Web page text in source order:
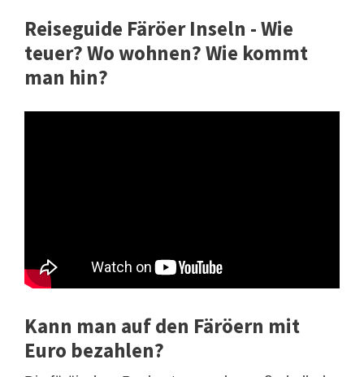
Reiseguide Färöer Inseln - Wie
teuer? Wo wohnen? Wie kommt
man hin?
Kann man auf den Färöern mit
Euro bezahlen?